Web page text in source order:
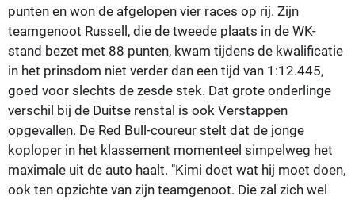
punten en won de afgelopen vier races op rij. Zijn
teamgenoot Russell, die de tweede plaats in de WK-
stand bezet met 88 punten, kwam tijdens de kwalificatie
in het prinsdom niet verder dan een tijd van 1:12.445,
goed voor slechts de zesde stek. Dat grote onderlinge
verschil bij de Duitse renstal is ook Verstappen
opgevallen. De Red Bull-coureur stelt dat de jonge
koploper in het klassement momenteel simpelweg het
maximale uit de auto haalt. "Kimi doet wat hij moet doen,
ook ten opzichte van zijn teamgenoot. Die zal zich wel